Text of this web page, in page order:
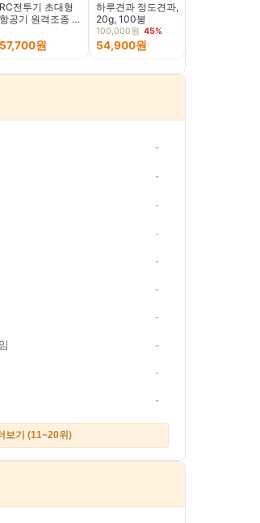
RC전투기 초대형
항공기 원격조종 성
57,700원
하루견과 정도견과,
20g, 100봉
100,000원 45%
54,900원
-
-
-
-
-
-
-
-
-
-
보기 (11~20위)